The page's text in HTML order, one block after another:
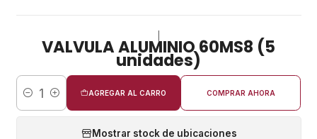
VALVULA ALUMINIO 60MS8 (5
unidades)
Cantidad
AGREGAR AL CARRO COMPRAR AHORA
Mostrar stock de ubicaciones